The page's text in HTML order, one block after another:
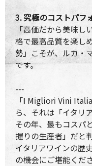
3. 究極のコストパフ
「高価だから美味し
格で最高品質を楽し
勢」こそが、ルカ・
です。
---
「I Migliori Vini
ら、それは「イタリ
その年、最もコスパ
握りの生産者」だと
イタリアワインの歴
の機会にご堪能くだ